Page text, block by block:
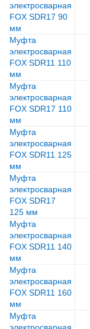
электросварная
FOX SDR17 90
мм
Муфта
электросварная
FOX SDR11 110
мм
Муфта
электросварная
FOX SDR17 110
мм
Муфта
электросварная
FOX SDR11 125
мм
Муфта
электросварная
FOX SDR17
125 мм
Муфта
электросварная
FOX SDR11 140
мм
Муфта
электросварная
FOX SDR11 160
мм
Муфта